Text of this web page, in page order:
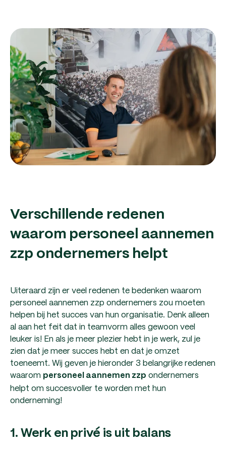
Verschillende redenen
waarom personeel aannemen
zzp ondernemers helpt
Uiteraard zijn er veel redenen te bedenken waarom
personeel aannemen zzp ondernemers zou moeten
helpen bij het succes van hun organisatie. Denk alleen
al aan het feit dat in teamvorm alles gewoon veel
leuker is! En als je meer plezier hebt in je werk, zul je
zien dat je meer succes hebt en dat je omzet
toeneemt. Wij geven je hieronder 3 belangrijke redenen
waarom personeel aannemen zzp ondernemers
helpt om succesvoller te worden met hun
onderneming!
1. Werk en privé is uit balans